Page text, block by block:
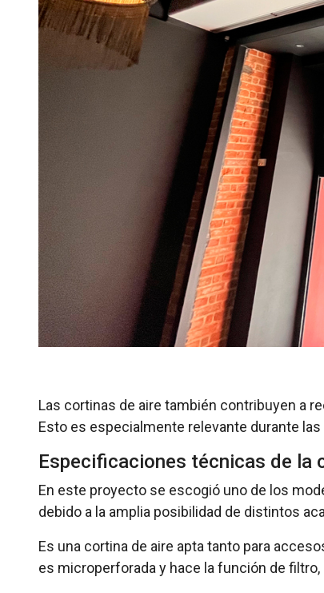
Las cortinas de aire también contribuyen a
Esto es especialmente relevante durante
Especificaciones técnicas de la
En este proyecto se escogió uno de los
debido a la amplia posibilidad de distintos
Es una cortina de aire apta tanto para
es microperforada y hace la función de